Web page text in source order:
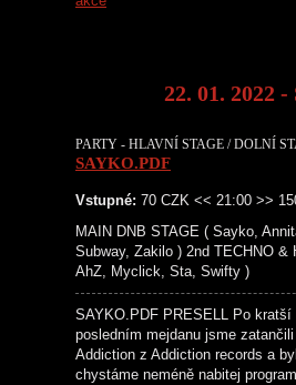
22. 01. 2022
PARTY - HLAVNÍ STAGE / DOLNÍ
SAYKO.PDF
Vstupné: 70 CZK << 21:00 >>
MAIN DNB STAGE ( Sayko,
Subway, Zakilo ) 2nd TECHNO
AhZ, Myclick, Sta, Swifty )
SAYKO.PDF PRESELL Po
posledním mejdanu jsme
Addiction z Addiction records a
chystáme neméně nabitej